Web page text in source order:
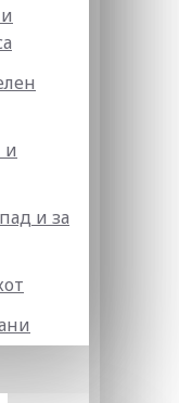
и
и за